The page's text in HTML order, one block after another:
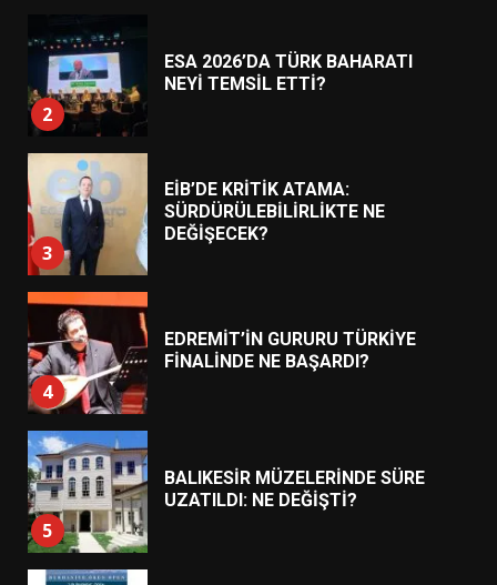
2
ESA 2026’DA TÜRK BAHARATI
NEYİ TEMSİL ETTİ?
3
EİB’DE KRİTİK ATAMA:
SÜRDÜRÜLEBİLİRLİKTE NE
DEĞİŞECEK?
4
EDREMİT’İN GURURU TÜRKİYE
FİNALİNDE NE BAŞARDI?
5
BALIKESİR MÜZELERİNDE SÜRE
UZATILDI: NE DEĞİŞTİ?